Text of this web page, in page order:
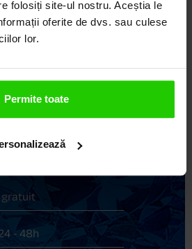
folosiți site-ul nostru. Aceștia le
oferite de dvs. sau culese
lor.
Permite toate
ta de top pentru bijuterii
experiență în realizarea celor
din aur, argint și pietre
- 48h